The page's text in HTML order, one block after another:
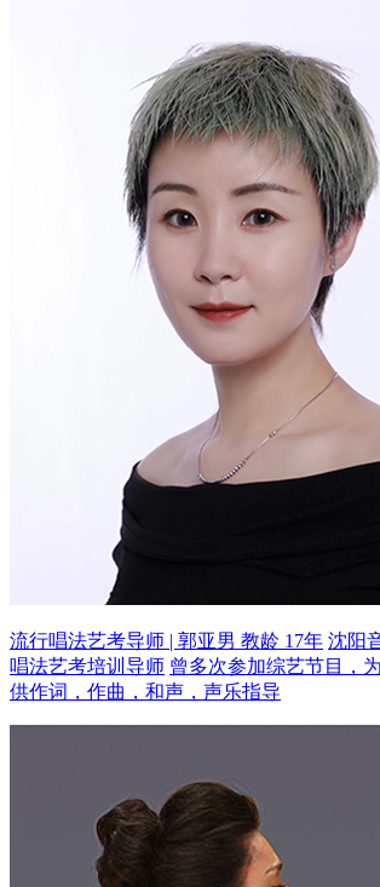
流行唱法艺考导师 | 郭亚男 教龄 17年 沈阳
唱法艺考培训导师 曾多次参加综艺节目，
供作词，作曲，和声，声乐指导